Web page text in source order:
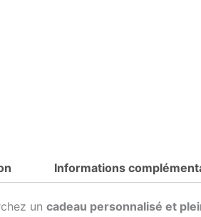
Informations
un cadeau personnalisé et